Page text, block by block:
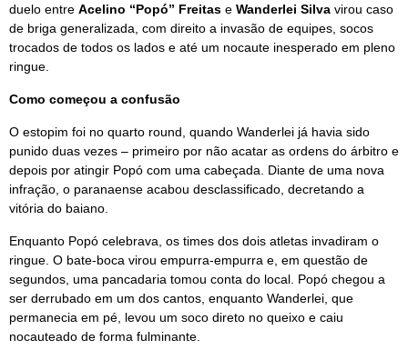
duelo entre Acelino “Popó” Freitas e Wanderlei Silva virou caso
de briga generalizada, com direito a invasão de equipes, socos
trocados de todos os lados e até um nocaute inesperado em pleno
ringue.
Como começou a confusão
O estopim foi no quarto round, quando Wanderlei já havia sido
punido duas vezes – primeiro por não acatar as ordens do árbitro e
depois por atingir Popó com uma cabeçada. Diante de uma nova
infração, o paranaense acabou desclassificado, decretando a
vitória do baiano.
Enquanto Popó celebrava, os times dos dois atletas invadiram o
ringue. O bate-boca virou empurra-empurra e, em questão de
segundos, uma pancadaria tomou conta do local. Popó chegou a
ser derrubado em um dos cantos, enquanto Wanderlei, que
permanecia em pé, levou um soco direto no queixo e caiu
nocauteado de forma fulminante.